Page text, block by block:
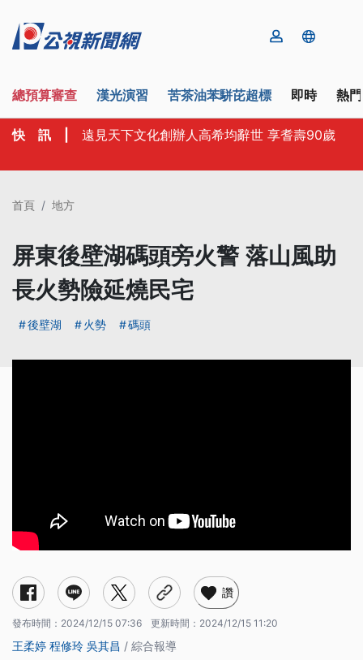
總預算審查 漢光演習 苦茶油苯駢芘超標 即時 熱
快 訊 遠見天下文化創辦人高希均辭世 享耆壽90歲
首頁 地方
屏東後壁湖碼頭旁火警 落山風助
長火勢險延燒民宅
後壁湖 火勢 碼頭
讚
發布時間： 2024/12/15 07:36 更新時間： 2024/12/15 11:20
王柔婷 程修玲 吳其昌 / 綜合報導